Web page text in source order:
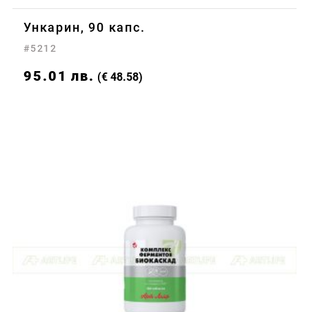
Ункарин, 90 капс.
#5212
95.01 лв. (€ 48.58)